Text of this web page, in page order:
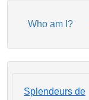
Who am I?
Splendeurs de